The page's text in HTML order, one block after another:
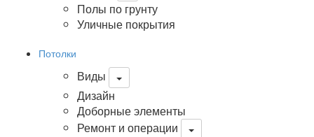
Полы по грунту
Уличные покрытия
Потолки
Виды
Дизайн
Доборные элементы
Ремонт и операции